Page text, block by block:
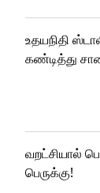
உதயநிதி
கண்டித்து
வறட்சியால்
பெருக்கு!